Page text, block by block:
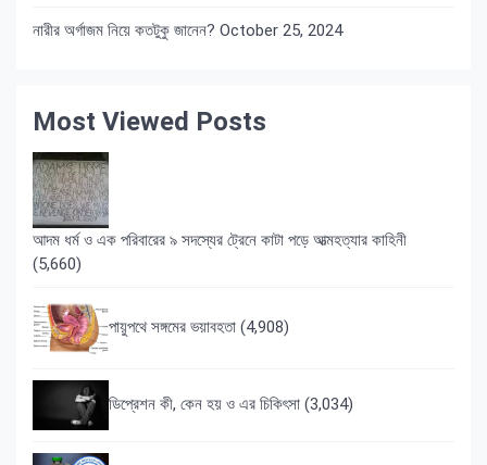
নারীর অর্গাজম নিয়ে কতটুকু জানেন? October 25, 2024
Most Viewed Posts
আদম ধর্ম ও এক পরিবারের ৯ সদস্যের ট্রেনে কাটা পড়ে আত্মহত্যার কাহিনী
(5,660)
পায়ুপথে সঙ্গমের ভয়াবহতা (4,908)
ডিপ্রেশন কী, কেন হয় ও এর চিকিৎসা (3,034)